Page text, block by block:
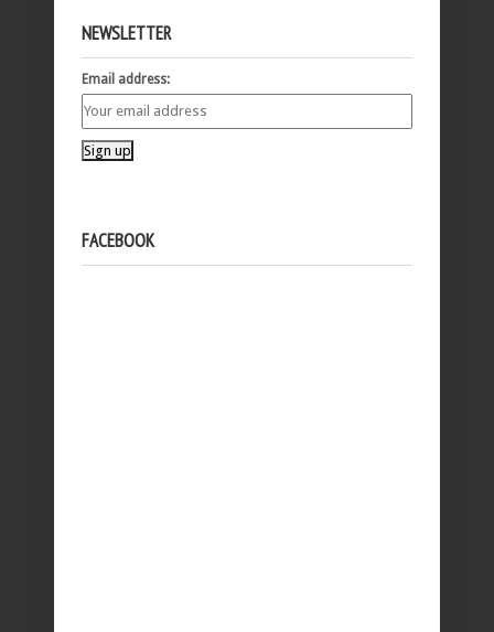
NEWSLETTER
Email address:
FACEBOOK